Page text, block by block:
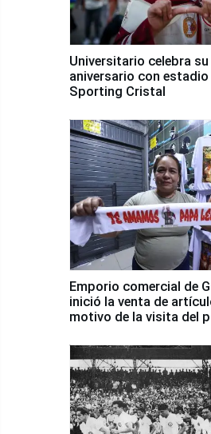
Universitario celebra su
aniversario con
Sporting Cristal
Emporio comercial de
inició la venta de
motivo de la visita del